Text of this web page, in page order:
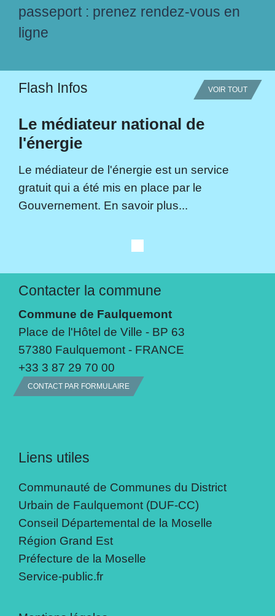
passeport : prenez rendez-vous en
ligne
Flash Infos VOIR TOUT
Le médiateur national de
l'énergie
Le médiateur de l'énergie est un service
gratuit qui a été mis en place par le
Gouvernement. En savoir plus...
Contacter la commune
Commune de Faulquemont
Place de l'Hôtel de Ville - BP 63
57380 Faulquemont - FRANCE
+33 3 87 29 70 00
CONTACT PAR FORMULAIRE
Liens utiles
Communauté de Communes du District
Urbain de Faulquemont (DUF-CC)
Conseil Départemental de la Moselle
Région Grand Est
Préfecture de la Moselle
Service-public.fr